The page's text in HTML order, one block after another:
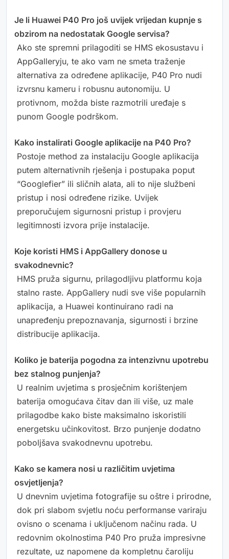
Je li Huawei P40 Pro još uvijek vrijedan kupnje s
obzirom na nedostatak Google servisa?
Ako ste spremni prilagoditi se HMS ekosustavu i
AppGalleryju, te ako vam ne smeta traženje
alternativa za određene aplikacije, P40 Pro nudi
izvrsnu kameru i robusnu autonomiju. U
protivnom, možda biste razmotrili uređaje s
punom Google podrškom.
Kako instalirati Google aplikacije na P40 Pro?
Postoje method za instalaciju Google aplikacija
putem alternativnih rješenja i postupaka poput
“Googlefier” ili sličnih alata, ali to nije službeni
pristup i nosi određene rizike. Uvijek
preporučujem sigurnosni pristup i provjeru
legitimnosti izvora prije instalacije.
Koje koristi HMS i AppGallery donose u
svakodnevnic?
HMS pruža sigurnu, prilagodljivu platformu koja
stalno raste. AppGallery nudi sve više popularnih
aplikacija, a Huawei kontinuirano radi na
unapređenju prepoznavanja, sigurnosti i brzine
distribucije aplikacija.
Koliko je baterija pogodna za intenzivnu upotrebu
bez stalnog punjenja?
U realnim uvjetima s prosječnim korištenjem
baterija omogućava čitav dan ili više, uz male
prilagodbe kako biste maksimalno iskoristili
energetsku učinkovitost. Brzo punjenje dodatno
poboljšava svakodnevnu upotrebu.
Kako se kamera nosi u različitim uvjetima
osvjetljenja?
U dnevnim uvjetima fotografije su oštre i prirodne,
dok pri slabom svjetlu noću performanse variraju
ovisno o scenama i uključenom načinu rada. U
redovnim okolnostima P40 Pro pruža impresivne
rezultate, uz napomene da kompletnu čaroliju